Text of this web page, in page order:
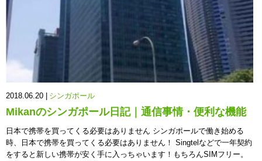
2018.06.20 | シンガポール
Mikanのシンガポール日記｜通信事情・便利な機能
日本で携帯を買ってくる必要はありません シンガポールで働き始める
時、日本で携帯を買ってくる必要はありません！ Singtelなどで一年契約
をすると新しい携帯が安く手に入っちゃいます！もちろんSIMフリー。